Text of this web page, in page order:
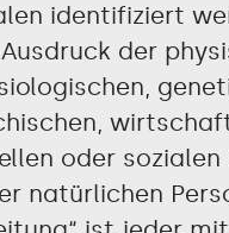
identifiziert
der
oder
natürlichen